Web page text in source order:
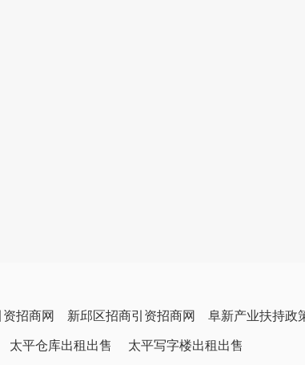
招商网 新邱区招商引资招商网 阜新产业扶持政
太平仓库出租出售 太平写字楼出租出售